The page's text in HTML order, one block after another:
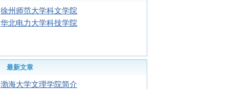
徐州师范大学科文学院
华北电力大学科技学院
最新文章
渤海大学文理学院简介